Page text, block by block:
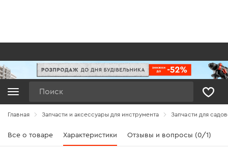
Главная Запчасти и аксессуары для инструмента Запчасти для
Все о товаре Характеристики Отзывы и вопросы (0/1)